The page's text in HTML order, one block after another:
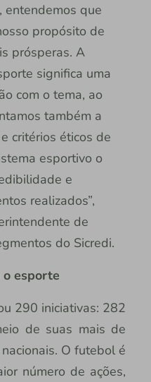
entendemos que
propósito de
prósperas. A
significa uma
com o tema, ao
também a
critérios éticos de
esportivo o
e
realizados”,
de
do Sicredi.
esporte
290 iniciativas: 282
de suas mais de
O futebol é
número de ações,